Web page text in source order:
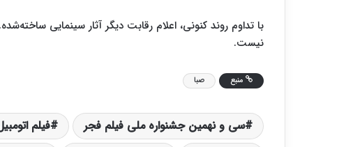
با تداوم روند کنونی، اعلام رقابت دیگر آثار سینمایی
نیست.
منبع صبا
سی و نهمین جشنواره ملی فیلم فجر فیلم